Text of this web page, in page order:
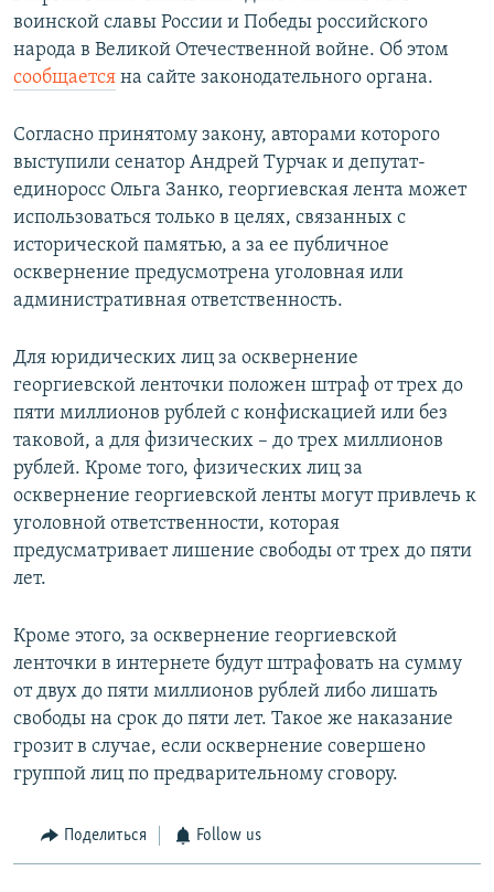
воинской славы России и Победы российского
народа в Великой Отечественной войне. Об этом
сообщается на сайте законодательного органа.
Согласно принятому закону, авторами которого
выступили сенатор Андрей Турчак и депутат-
единоросс Ольга Занко, георгиевская лента может
использоваться только в целях, связанных с
исторической памятью, а за ее публичное
осквернение предусмотрена уголовная или
административная ответственность.
Для юридических лиц за осквернение
георгиевской ленточки положен штраф от трех до
пяти миллионов рублей с конфискацией или без
таковой, а для физических – до трех миллионов
рублей. Кроме того, физических лиц за
осквернение георгиевской ленты могут привлечь к
уголовной ответственности, которая
предусматривает лишение свободы от трех до пяти
лет.
Кроме этого, за осквернение георгиевской
ленточки в интернете будут штрафовать на сумму
от двух до пяти миллионов рублей либо лишать
свободы на срок до пяти лет. Такое же наказание
грозит в случае, если осквернение совершено
группой лиц по предварительному сговору.
Поделиться Follow us